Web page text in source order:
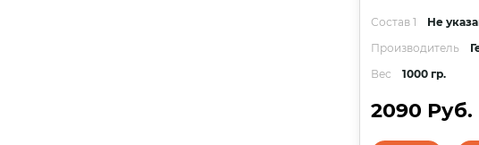
Состав 1
Не
Производитель
Вес
1000 гр.
2090 Руб.